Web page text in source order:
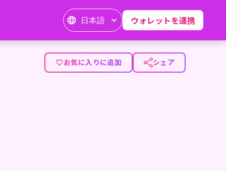
日本語 ウォレットを連携
お気に入りに追加 シェア